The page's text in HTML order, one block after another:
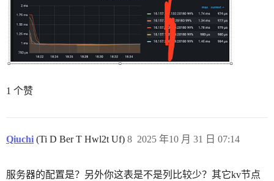
1 个赞
Qiuchi (Ti D Ber T Hwl2t Uf) 2025 年10 月 31 日 07:14
8
服务器的配置是？另外你这表是不是列比较少？其它kv节点